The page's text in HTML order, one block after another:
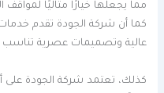
مما يجعلها خيارًا مثاليًا
كما أن شركة الجودة تقدم
عالية وتصميمات عصرية تناسب
كذلك، تعتمد شركة الجودة على